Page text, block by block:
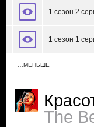
1 сезон 2
1 сезон 1
…МЕНЬШЕ
The